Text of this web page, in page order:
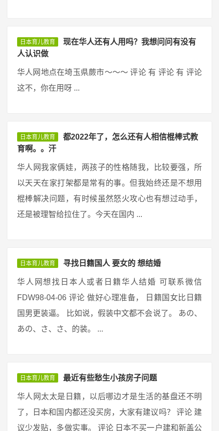
日本育儿教育
现在华人还有人用吗？我想问问有没有
人认识做
华人网地点在埼玉県蕨市〜〜〜 评论 有 评论 有 评论
这不，你在用呀 ...
日本育儿教育
都2022年了，怎么还有人相信棍棒式教
育啊。。汗
华人网我家俩娃，两孩子的性格随我，比较要强，所
以天天在家打架都是常有的事。但我始终还是不想用
棍棒解决问题，有时候虽然怒火攻心也有想过动手，
还是被理智给拉住了。今天在国内 ...
日本育儿教育 寻找日籍国人 要女的 想结婚
华人网想找日本人或者日籍华人结婚 可联系微信
FDW98-04-06 评论 做好心理准备， 日籍国女比日籍
国男更装逼。 比如说，假装中文都不会说了。 あの、
あの、さ、さ、的装。 ...
日本育儿教育 最近有些愁生小孩房子问题
华人网太太是日籍，以后哪边才是生活的基盘还不明
了，日本和国内都还没买房，大家有建议吗？ 评论 建
议少发贴，多做实事。 评论 日本不买一户建和新盖公